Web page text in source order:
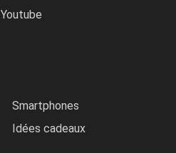
Youtube
Smartphones
Idées cadeaux